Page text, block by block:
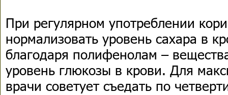
При регулярном употреблении
нормализовать уровень сахара в
благодаря полифенолам –
уровень глюкозы в крови. Для
врачи советует съедать по